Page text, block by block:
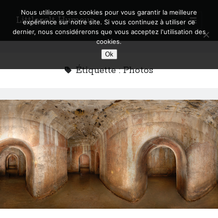
Littlecelt Humeur
open
primary
menu
Sidebar
Derniers articles
Municipales 2026 : Lyon, Métropole et Caluire, mon choix pour l’avenir
Explorez les Chemins Enchantés à Vélo : Aventures Familiales près de
Lyon !
Quel Lyonnais es-tu, Renaud Ducher ?
A quand une véritable place pour le vélo à Caluire dans la Métropole de
Lyon ?
Comment je vis ma vie sur un vélo
Étiquette :Photos
Nous utilisons des cookies pour vous garantir la meilleure
expérience sur notre site. Si vous continuez à utiliser ce
dernier, nous considérerons que vous acceptez l'utilisation des
cookies.
Ok